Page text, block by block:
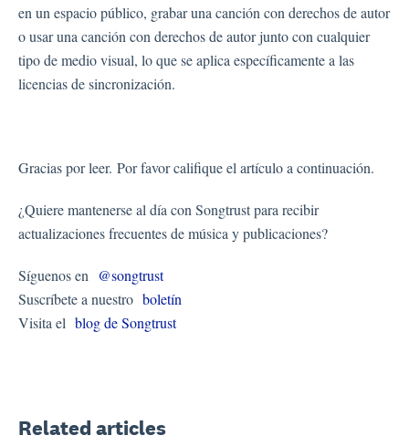
en un espacio público, grabar una canción con derechos de autor
o usar una canción con derechos de autor junto con cualquier
tipo de medio visual, lo que se aplica específicamente a las
licencias de sincronización.
Gracias por leer. Por favor califique el artículo a continuación.
¿Quiere mantenerse al día con Songtrust para recibir
actualizaciones frecuentes de música y publicaciones?
Síguenos en @songtrust
Suscríbete a nuestro boletín
Visita el blog de Songtrust
Related articles